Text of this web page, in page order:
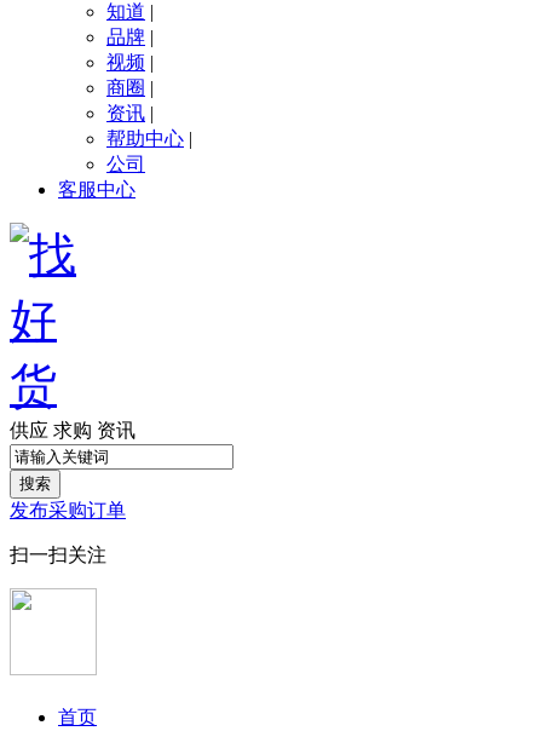
知道 |
品牌 |
视频 |
商圈 |
资讯 |
帮助中心 |
公司
客服中心
供应 求购 资讯
搜索
发布采购订单
扫一扫关注
首页